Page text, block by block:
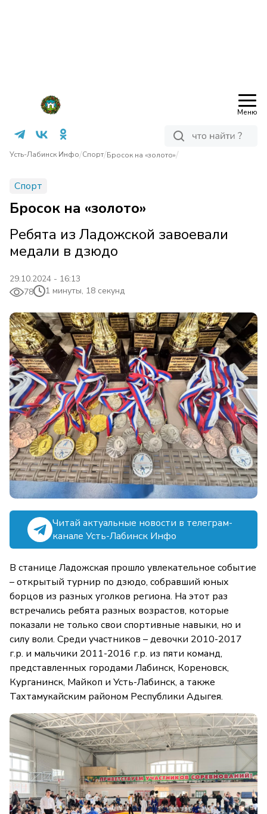
Меню
Усть-Лабинск Инфо/Спорт/Бросок на «золото»/
Спорт
Бросок на «золото»
Ребята из Ладожской завоевали
медали в дзюдо
29.10.2024 - 16:13
78
1 минуты, 18 секунд
Читай актуальные новости в телеграм-
канале Усть-Лабинск Инфо
В станице Ладожская прошло увлекательное событие
– открытый турнир по дзюдо, собравший юных
борцов из разных уголков региона. На этот раз
встречались ребята разных возрастов, которые
показали не только свои спортивные навыки, но и
силу воли. Среди участников – девочки 2010-2017
г.р. и мальчики 2011-2016 г.р. из пяти команд,
представленных городами Лабинск, Кореновск,
Курганинск, Майкоп и Усть-Лабинск, а также
Тахтамукайским районом Республики Адыгея.